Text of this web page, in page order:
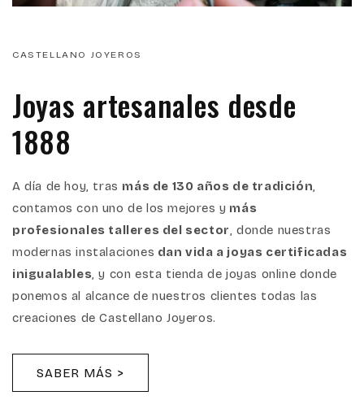
CASTELLANO JOYEROS
Joyas artesanales desde
1888
A día de hoy, tras más de 130 años de tradición,
contamos con uno de los mejores y más
profesionales talleres del sector, donde nuestras
modernas instalaciones dan vida a joyas certificadas
inigualables, y con esta tienda de joyas online donde
ponemos al alcance de nuestros clientes todas las
creaciones de Castellano Joyeros.
SABER MÁS >